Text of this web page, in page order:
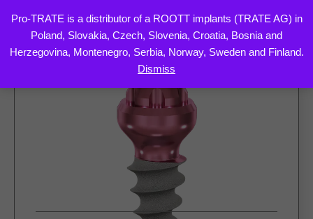
Pro-TRATE is a distributor of a ROOTT implants (TRATE AG) in
Poland, Slovakia, Czech, Slovenia, Croatia, Bosnia and
Herzegovina, Montenegro, Serbia, Norway, Sweden and Finland.
Dismiss
to